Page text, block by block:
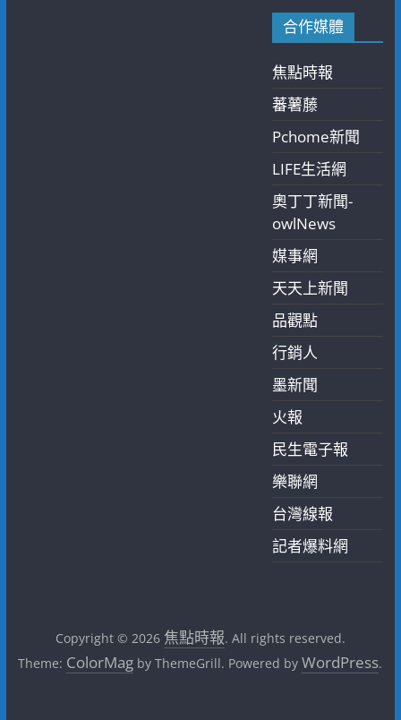
合作媒體
焦點時報
蕃薯藤
Pchome新聞
LIFE生活網
奧丁丁新聞-
owlNews
媒事網
天天上新聞
品觀點
行銷人
墨新聞
火報
民生電子報
樂聯網
台灣線報
記者爆料網
Copyright © 2026 焦點時報. All rights reserved.
Theme: ColorMag by ThemeGrill. Powered byWordPress.